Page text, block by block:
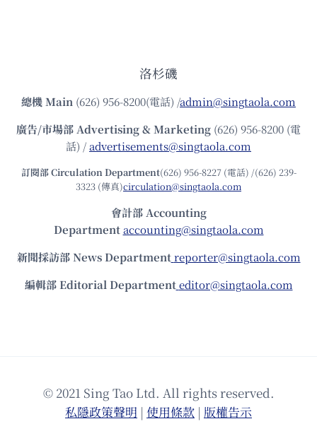
洛杉磯
總機Main (626) 956-8200(電話) /admin@singtaola.com
廣告/市場部Advertising & Marketing (626) 956-8200 (電
話) /advertisements@singtaola.com
訂閱部 Circulation Department(626) 956-8227 (電話) /(626) 239-
3323 (傳真)circulation@singtaola.com
會計部 Accounting
Department accounting@singtaola.com
新聞採訪部 News Department reporter@singtaola.com
編輯部 Editorial Department editor@singtaola.com
© 2021 Sing Tao Ltd. All rights reserved.
私隱政策聲明 | 使⽤條款 | 版權告⽰